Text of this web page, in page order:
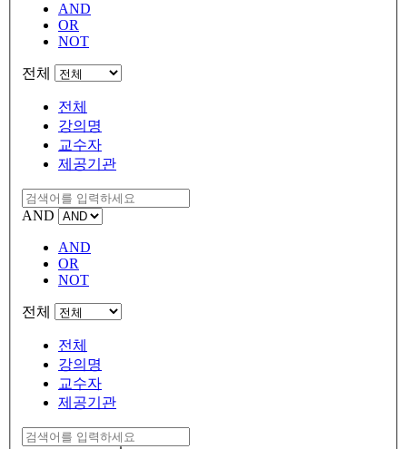
AND
OR
NOT
전체
전체
강의명
교수자
제공기관
AND
AND
OR
NOT
전체
전체
강의명
교수자
제공기관